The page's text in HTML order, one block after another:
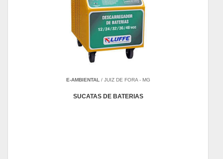
E-AMBIENTAL / JUIZ DE FORA - MG
SUCATAS DE BATERIAS